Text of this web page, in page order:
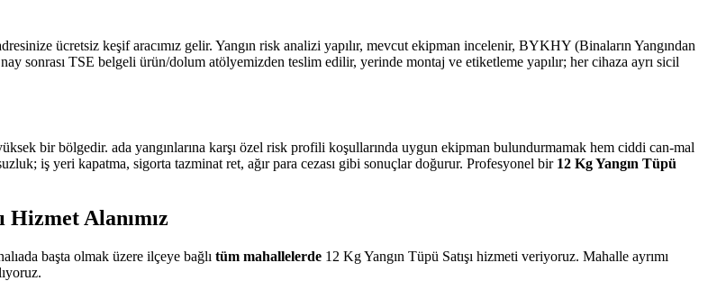
ücretsiz keşif aracımız gelir. Yangın risk analizi yapılır, mevcut ekipman incelenir, BYKHY (Binaların Yangından
sonrası TSE belgeli ürün/dolum atölyemizden teslim edilir, yerinde montaj ve etiketleme yapılır; her cihaza ayrı sicil
bir bölgedir. ada yangınlarına karşı özel risk profili koşullarında uygun ekipman bulundurmamak hem ciddi can-mal
iş yeri kapatma, sigorta tazminat ret, ağır para cezası gibi sonuçlar doğurur. Profesyonel bir 12 Kg Yangın Tüpü
Hizmet Alanımız
başta olmak üzere ilçeye bağlı tüm mahallelerde 12 Kg Yangın Tüpü Satışı hizmeti veriyoruz. Mahalle ayrımı